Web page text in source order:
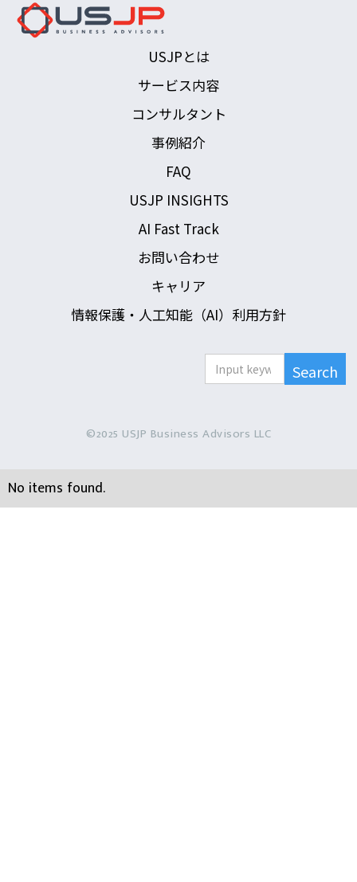
USJPとは
サービス内容
コンサルタント
事例紹介
FAQ
USJP INSIGHTS
AI Fast Track
お問い合わせ
キャリア
情報保護・人工知能（AI）利用方針
©2025 USJP Business Advisors LLC
No items found.